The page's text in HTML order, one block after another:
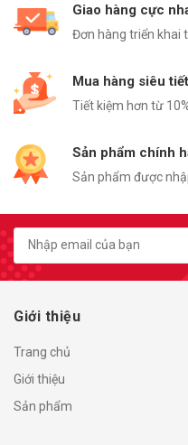
Giao hàng cực
Đơn hàng triển khai
Mua hàng siêu
Tiết kiệm hơn từ
Sản phẩm chính
Sản phẩm được
Giới thiệu
Trang chủ
Giới thiệu
Sản phẩm